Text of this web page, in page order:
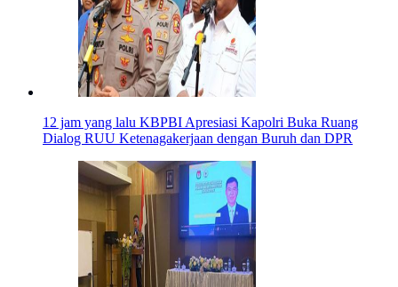
12 jam yang lalu KBPBI Apresiasi Kapolri Buka Ruang
Dialog RUU Ketenagakerjaan dengan Buruh dan DPR